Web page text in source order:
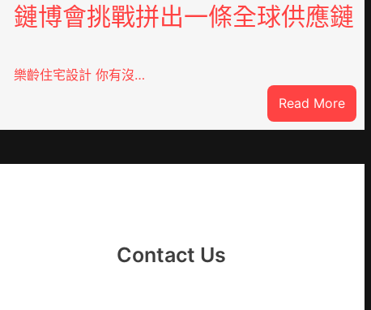
鏈博會挑戰拼出一條全球供應鏈
樂齡住宅設計 你有沒…
Read More:
意
Contact Us